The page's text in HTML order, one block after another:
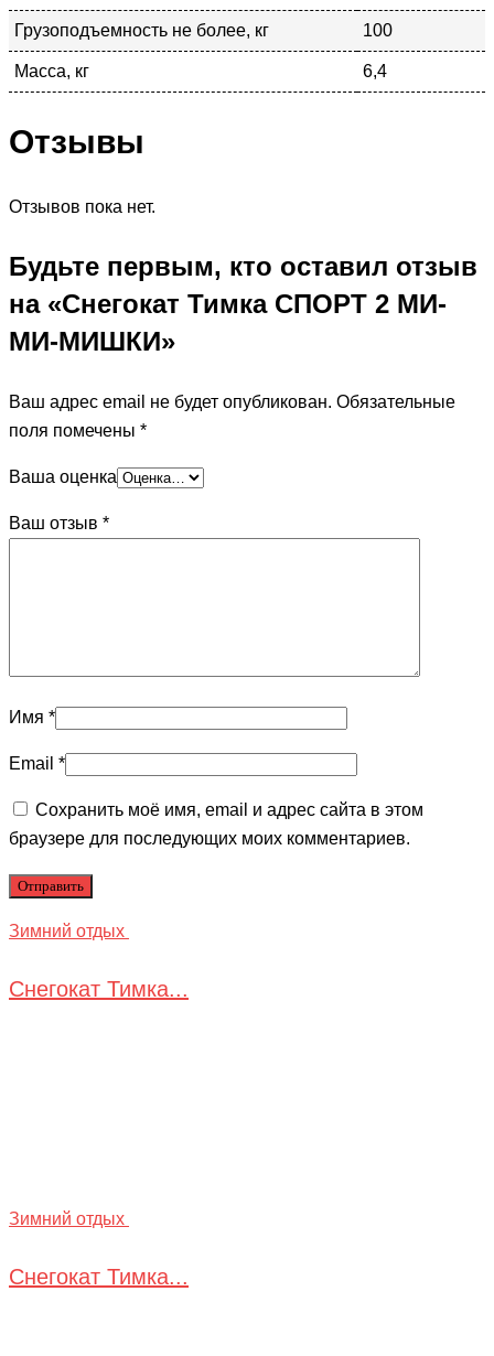
Грузоподъемность не более, кг 100
Масса, кг 6,4
Отзывы
Отзывов пока нет.
Будьте первым, кто оставил отзыв
на «Снегокат Тимка СПОРТ 2 МИ-
МИ-МИШКИ»
Ваш адрес email не будет опубликован. Обязательные
поля помечены *
Ваша оценка
Ваш отзыв *
Имя *
Email *
Сохранить моё имя, email и адрес сайта в этом
браузере для последующих моих комментариев.
Зимний отдых
Снегокат Тимка...
Зимний отдых
Снегокат Тимка...